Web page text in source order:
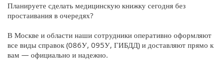
Планируете сделать медицинскую книжку сегодня без
простаивания в очередях?
В Москве и области наши сотрудники оперативно оформляют
все виды справок (086У, 095У, ГИБДД) и доставляют прямо к
вам — официально и надежно.